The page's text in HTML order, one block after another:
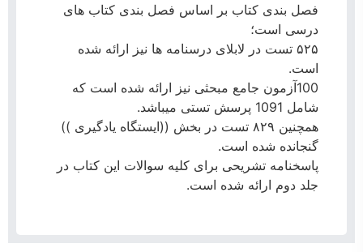
فصل بندی کتاب بر اساس فصل بندی کتاب های
درسی است؛
۵۲۵ تست در لابلای درسنامه ها نیز ارائه شده
است.
100آزمون جامع مبحثی نیز ارائه شده است که
شامل 1091 پرسش تستی میباشد.
همچنین ۸۲۹ تست در بخش ((ایستگاه یادگیری ))
گنجانده شده است.
پاسخنامه تشریحی برای کلیه سوالات این کتاب در
جلد دوم ارائه شده است.